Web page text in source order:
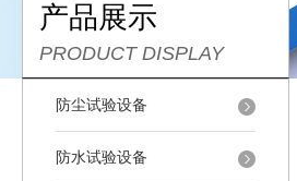
产品展示
PRODUCT DISPLAY
防尘试验设备
防水试验设备